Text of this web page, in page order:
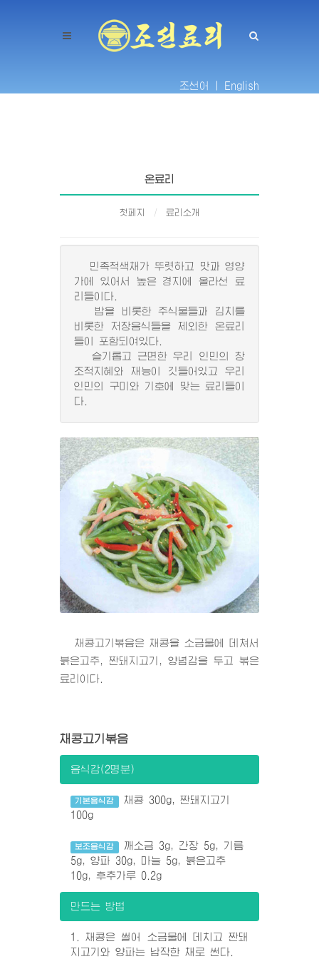
조선어 | English
온료리
첫페지 료리소개
민족적색채가 뚜렷하고 맛과 영양
가에 있어서 높은 경지에 올라선 료
리들이다.
밥을 비롯한 주식물들과 김치를
비롯한 저장음식들을 제외한 온료리
들이 포함되여있다.
슬기롭고 근면한 우리 인민의 창
조적지혜와 재능이 깃들어있고 우리
인민의 구미와 기호에 맞는 료리들이
다.
채콩고기볶음은 채콩을 소금물에 데쳐서
붉은고추, 짠돼지고기, 양념감을 두고 볶은
료리이다.
채콩고기볶음
음식감(2명분)
기본음식감
채콩 300g, 짠돼지고기
100g
보조음식감
깨소금 3g, 간장 5g, 기름
5g, 양파 30g, 마늘 5g, 붉은고추
10g, 후추가루 0.2g
만드는 방법
1. 채콩은 썰어 소금물에 데치고 짠돼
지고기와 양파는 납작한 채로 썬다.